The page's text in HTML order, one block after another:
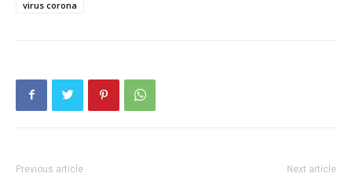
virus corona
Previous article Next article